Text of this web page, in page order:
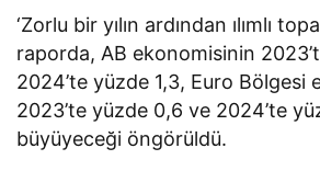
‘Zorlu bir yılın ardından ılımlı
raporda, AB ekonomisinin
2024’te yüzde 1,3, Euro Bölgesi
2023’te yüzde 0,6 ve 2024’te
büyüyeceği öngörüldü.